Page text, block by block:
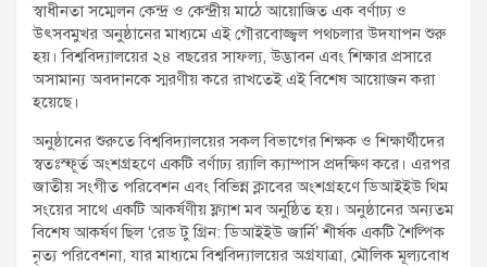
স্বাধীনতা সম্মেলন কেন্দ্র ও কেন্দ্রীয় মাঠে আয়োজিত এক বর্ণাঢ্য ও
উৎসবমুখর অনুষ্ঠানের মাধ্যমে এই গৌরবোজ্জ্বল পথচলার উদযাপন শুরু
হয়। বিশ্ববিদ্যালয়ের ২৪ বছরের সাফল্য, উদ্ভাবন এবং শিক্ষার প্রসারে
অসামান্য অবদানকে স্মরণীয় করে রাখতেই এই বিশেষ আয়োজন করা
হয়েছে।
অনুষ্ঠানের শুরুতে বিশ্ববিদ্যালয়ের সকল বিভাগের শিক্ষক ও শিক্ষার্থীদের
স্বতঃস্ফূর্ত অংশগ্রহণে একটি বর্ণাঢ্য র‌্যালি ক্যাম্পাস প্রদক্ষিণ করে। এরপর
জাতীয় সংগীত পরিবেশন এবং বিভিন্ন ক্লাবের অংশগ্রহণে ডিআইইউ থিম
সংয়ের সাথে একটি আকর্ষণীয় ফ্ল্যাশ মব অনুষ্ঠিত হয়। অনুষ্ঠানের অন্যতম
বিশেষ আকর্ষণ ছিল ‘রেড টু গ্রিন: ডিআইইউ জার্নি’ শীর্ষক একটি শৈল্পিক
নৃত্য পরিবেশনা, যার মাধ্যমে বিশ্ববিদ্যালয়ের অগ্রযাত্রা, মৌলিক মূল্যবোধ